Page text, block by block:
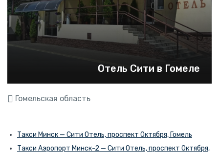
Отель Сити в Гомеле
Гомельская область
Такси Минск — Сити Отель, проспект Октября, Гомель
Такси Аэропорт Минск-2 — Сити Отель, проспект Октября,